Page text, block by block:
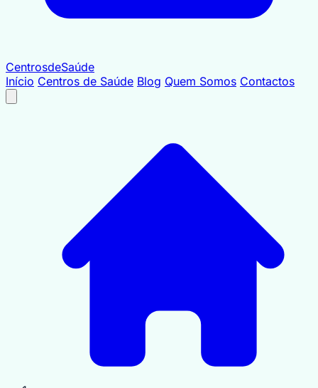
CentrosdeSaúde
Início Centros de Saúde Blog Quem Somos Contactos